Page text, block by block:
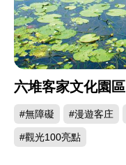
六堆客家文化園區
#無障礙 #漫遊客庄
#觀光100亮點